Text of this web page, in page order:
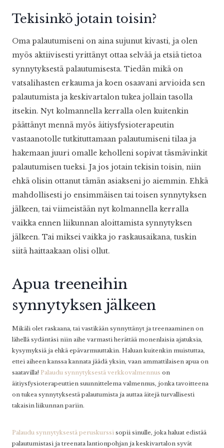
Tekisinkö jotain toisin?
Oma palautumiseni on aina sujunut kivasti, ja olen
myös aktiivisesti yrittänyt ottaa selvää ja etsiä tietoa
synnytyksestä palautumisesta. Tiedän mikä on
vatsalihasten erkauma ja koen osaavani arvioida sen
palautumista ja keskivartalon tukea jollain tasolla
itsekin. Nyt kolmannella kerralla olen kuitenkin
päättänyt mennä myös äitiysfysioterapeutin
vastaanotolle tutkituttamaan palautumiseni tilaa ja
hakemaan juuri omalle keholleni sopivat täsmävinkit
palautumisen tueksi. Ja jos jotain tekisin toisin, niin
ehkä olisin ottanut tämän asiakseni jo aiemmin. Ehkä
mahdollisesti jo ensimmäisen tai toisen synnytyksen
jälkeen, tai viimeistään nyt kolmannella kerralla
vaikka ennen liikunnan aloittamista synnytyksen
jälkeen. Tai miksei vaikka jo raskausaikana, tuskin
siitä haittaakaan olisi ollut.
Apua treeneihin
synnytyksen jälkeen
Mikäli olet raskaana, tai vastikään synnyttänyt ja treenaaminen on
lähellä sydäntäsi niin aihe varmasti herättää monenlaisia ajatuksia,
kysymyksiä ja ehkä epävarmuuttakin. Haluan kuitenkin muistuttaa,
ettei aiheen kanssa kannata jäädä yksin, vaan ammattilaisen apua on
saatavilla! Palaudu synnytyksestä verkkovalmennus on
äitiysfysioterapeuttien suunnittelema valmennus, jonka tavoitteena
on tukea synnytyksestä palautumista ja auttaa äitejä turvallisesti
takaisin liikunnan pariin.
Palaudu synnytyksestä peruskurssi sopii sinulle, joka haluat edistää
palautumistasi ja treenata lantionpohjan ja keskivartalon syvät